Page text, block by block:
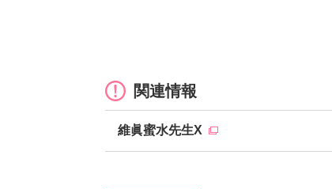
関連情報
維眞蜜水先生X